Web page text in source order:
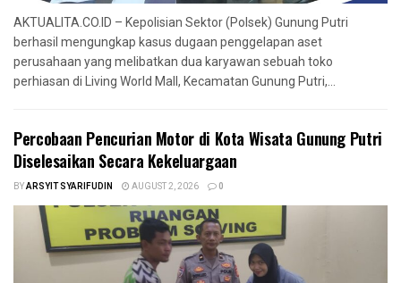
AKTUALITA.CO.ID – Kepolisian Sektor (Polsek) Gunung Putri
berhasil mengungkap kasus dugaan penggelapan aset
perusahaan yang melibatkan dua karyawan sebuah toko
perhiasan di Living World Mall, Kecamatan Gunung Putri,...
‎Percobaan Pencurian Motor di Kota Wisata Gunung Putri
Diselesaikan Secara Kekeluargaan
BYARSYIT SYARIFUDIN AUGUST 2, 2026 0